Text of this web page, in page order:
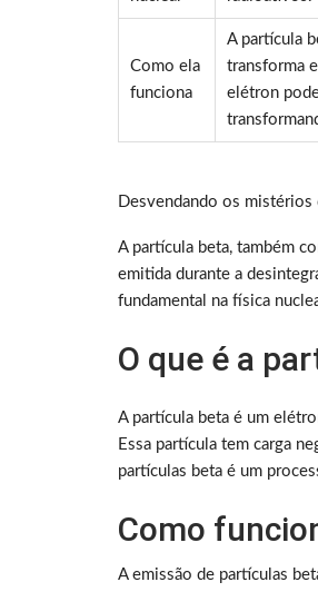
Como ela
funciona
A partícula
transforma
elétron
Desvendando os mistérios
A partícula beta, também
emitida durante a
fundamental na física
O que é a
A partícula beta é um
Essa partícula tem carga
partículas beta é um
Como
A emissão de partículas